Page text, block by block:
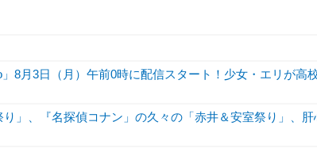
8月3日（月）午前0時に配信スタート！少女・エリが高
」、『名探偵コナン」の久々の「赤井＆安室祭り」、肝